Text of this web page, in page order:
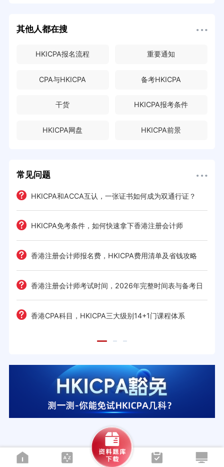
其他人都在搜
HKICPA报名流程 重要通知
CPA与HKICPA 备考HKICPA
干货 HKICPA报考条件
HKICPA网盘 HKICPA前景
常见问题
HKICPA和ACCA互认，一张证书如何成为双通行证？
HKICPA免考条件，如何快速拿下香港注册会计师
香港注册会计师报名费，HKICPA费用清单及省钱攻略
香港注册会计师考试时间，2026年完整时间表与备考日
历 香港CPA科目，HKICPA三大级别14+1门课程体系